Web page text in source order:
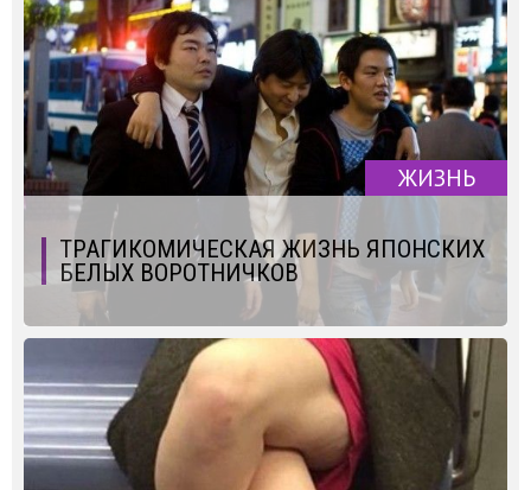
ЖИЗНЬ
ТРАГИКОМИЧЕСКАЯ ЖИЗНЬ ЯПОНСКИХ
БЕЛЫХ ВОРОТНИЧКОВ